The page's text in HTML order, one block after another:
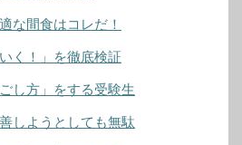
な間食はコレだ！
く！」を徹底検証
し方」をする受験生
しようとしても無駄